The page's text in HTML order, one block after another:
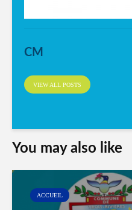
CM
VIEW ALL POSTS
You may also like
ACCUEIL